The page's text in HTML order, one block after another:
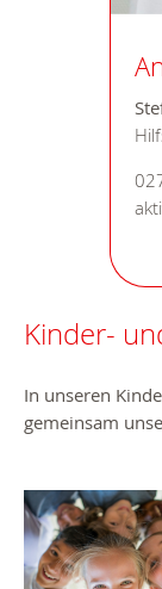
Kinder-
In unseren
gemeinsam